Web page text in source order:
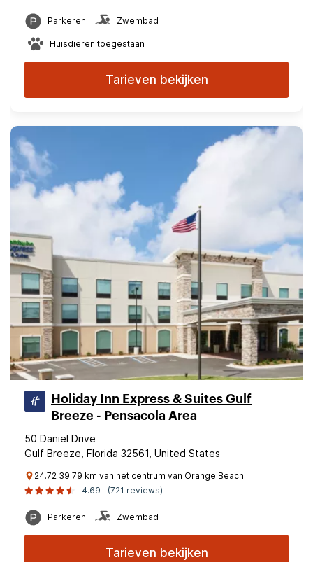
Parkeren Zwembad
Huisdieren toegestaan
Tarieven bekijken
Holiday Inn Express & Suites Gulf
Breeze - Pensacola Area
50 Daniel Drive
Gulf Breeze, Florida 32561, United States
24.72 39.79 km van het centrum van Orange Beach
4.69
(721 reviews)
Parkeren Zwembad
Tarieven bekijken